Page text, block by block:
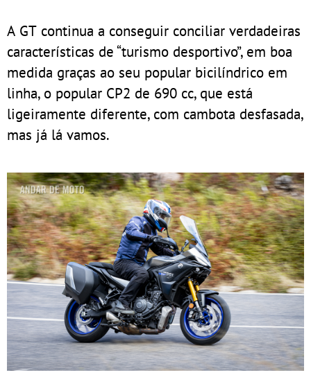
A GT continua a conseguir conciliar verdadeiras
características de “turismo desportivo”, em boa
medida graças ao seu popular bicilíndrico em
linha, o popular CP2 de 690 cc, que está
ligeiramente diferente, com cambota desfasada,
mas já lá vamos.